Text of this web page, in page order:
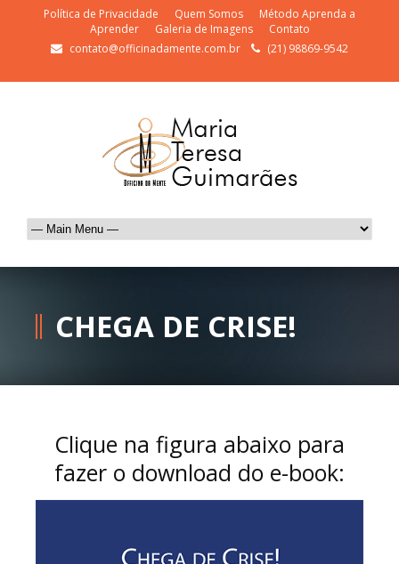
Política de Privacidade Quem Somos
Método Aprenda a
Aprender
Galeria de Imagens
Contato
contato@officinadamente.com.br
(21) 98869-9542
CHEGA DE CRISE!
Clique na figura abaixo para
fazer o download do e-book: